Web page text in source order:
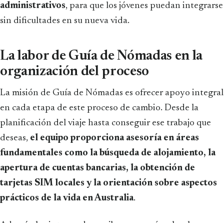
administrativos, para que los jóvenes puedan integrarse
sin dificultades en su nueva vida.
La labor de Guía de Nómadas en la
organización del proceso
La misión de Guía de Nómadas es ofrecer apoyo integral
en cada etapa de este proceso de cambio. Desde la
planificación del viaje hasta conseguir ese trabajo que
deseas, el equipo proporciona asesoría en áreas
fundamentales como la búsqueda de alojamiento, la
apertura de cuentas bancarias, la obtención de
tarjetas SIM locales y la orientación sobre aspectos
prácticos de la vida en Australia.